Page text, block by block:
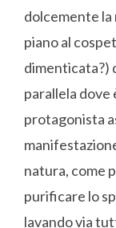
dolcemente la
piano al
dimenticata?)
parallela dove
protagonista
natura, come
purificare lo
lavando via